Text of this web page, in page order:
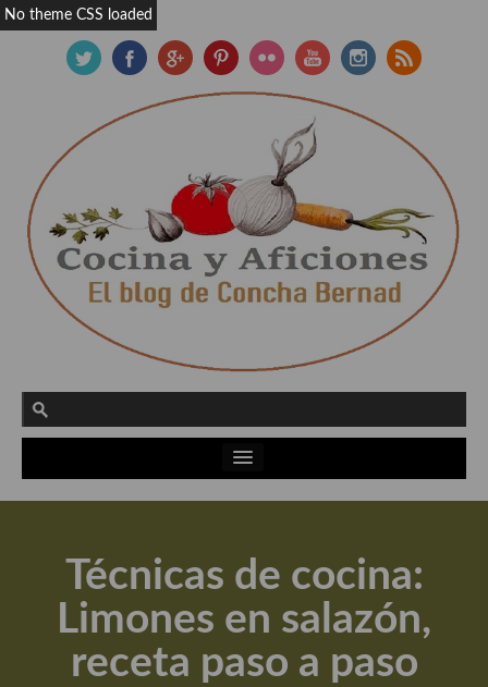
Actualidad y recomendaciones
Apuntes, estudios sobre temas interesantes e importantes
Aceite de Oliva Virgen Extra (AOVE)
Recetas maridadas con los mejores AOVES
Técnicas de cocina:
Limones en salazón,
receta paso a paso
No theme CSS loaded